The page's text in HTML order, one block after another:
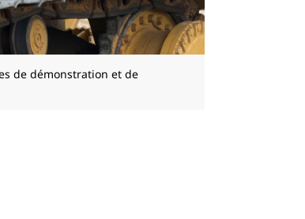
de démonstration et de